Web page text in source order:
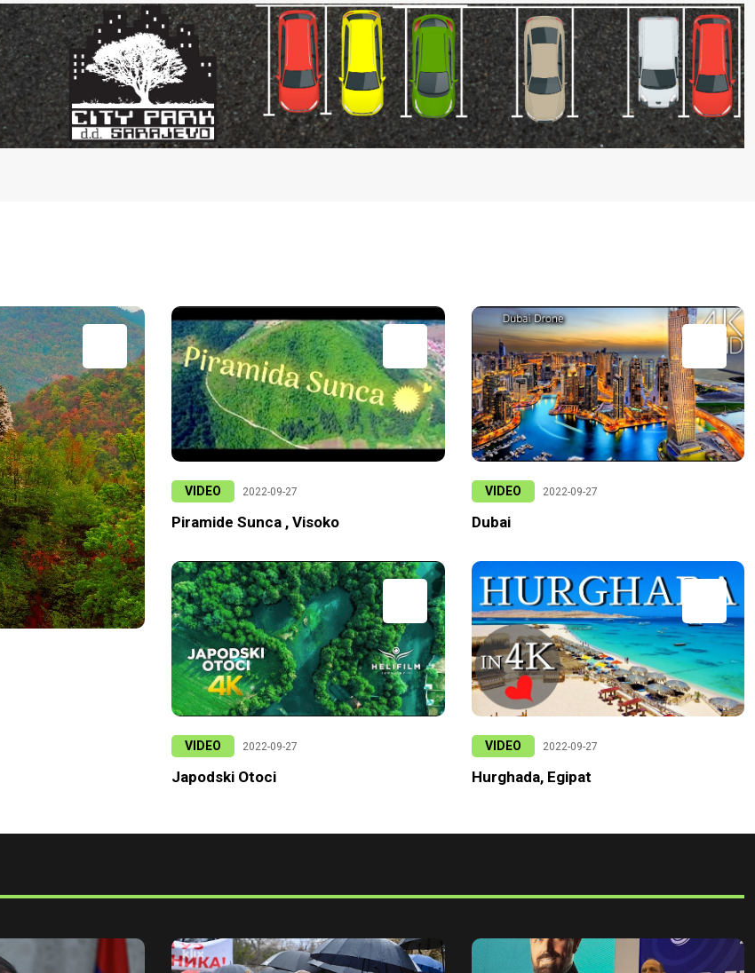
VIDEO 2022-09-27
Piramide Sunca , Visoko
VIDEO 2022-09-27
Japodski Otoci
VIDEO 2022-09-27
Dubai
VIDEO 2022-09-27
Hurghada, Egipat